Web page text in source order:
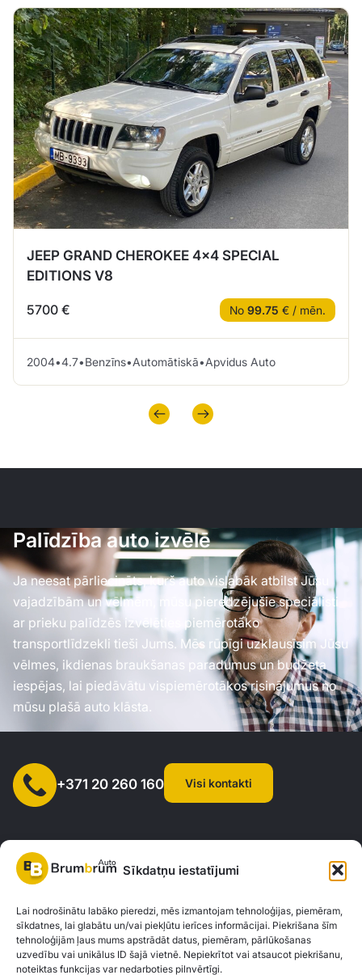
Sīkdatņu iestatījumi
Lai nodrošinātu labāko pieredzi, mēs izmantojam tehnoloģijas, piemēram,
sīkdatnes, lai glabātu un/vai piekļūtu ierīces informācijai. Piekrišana šīm
tehnoloģijām ļaus mums apstrādāt datus, piemēram, pārlūkošanas
uzvedību vai unikālus ID šajā vietnē. Nepiekrītot vai atsaucot piekrišanu,
noteiktas funkcijas var nedarboties pilnvērtīgi.
JEEP GRAND CHEROKEE 4×4 SPECIAL
EDITIONS V8
5700 € No 99.75 € / mēn.
2004•4.7•Benzīns•Automātiskā•Apvidus Auto
Palīdzība auto izvēlē
Ja neesat pārliecināts, kurš auto vislabāk atbilst Jūsu
vajadzībām un vēlmēm, mūsu pieredzējušie speciālisti
ar prieku palīdzēs izvēlēties piemērotāko
transportlīdzekli tieši Jums. Mēs rūpīgi uzklausīsim Jūsu
vēlmes, ikdienas braukšanas paradumus un budžeta
iespējas, lai piedāvātu vispiemērotākos risinājumus no
mūsu plašā auto klāsta.
+371 20 260 160 Visi kontakti
SIA "AUTOCLICK", Reģ. Nr. 40203371960, Adrese: Mazjumpravas
iela 77, Rīga, LV-1063 |20260160
Privātuma politikaKontakti